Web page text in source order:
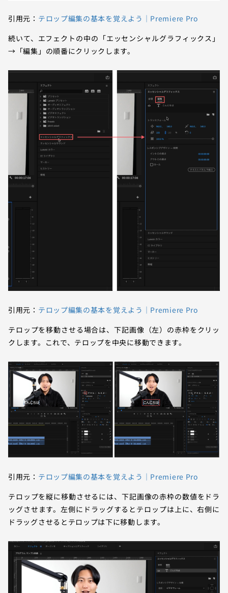
引用元： テロップ編集の基本を覚えよう｜Premiere Pro
続いて、エフェクトの中の「エッセンシャルグラフィックス」
→「編集」の順番にクリックします。
引用元： テロップ編集の基本を覚えよう｜Premiere Pro
テロップを移動させる場合は、下記画像（左）の赤枠をクリッ
クします。これで、テロップを中央に移動できます。
引用元： テロップ編集の基本を覚えよう｜Premiere Pro
テロップを縦に移動させるには、下記画像の赤枠の数値をドラ
ッグさせます。左側にドラッグするとテロップは上に、右側に
ドラッグさせるとテロップは下に移動します。